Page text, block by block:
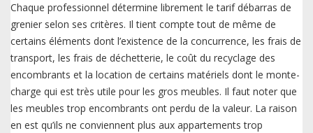
Chaque professionnel détermine librement le tarif débarras de
grenier selon ses critères. Il tient compte tout de même de
certains éléments dont l’existence de la concurrence, les frais de
transport, les frais de déchetterie, le coût du recyclage des
encombrants et la location de certains matériels dont le monte-
charge qui est très utile pour les gros meubles. Il faut noter que
les meubles trop encombrants ont perdu de la valeur. La raison
en est qu’ils ne conviennent plus aux appartements trop